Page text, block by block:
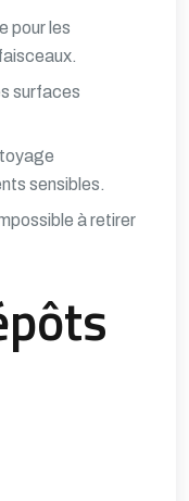
pour les
surfaces
sensibles.
à retirer